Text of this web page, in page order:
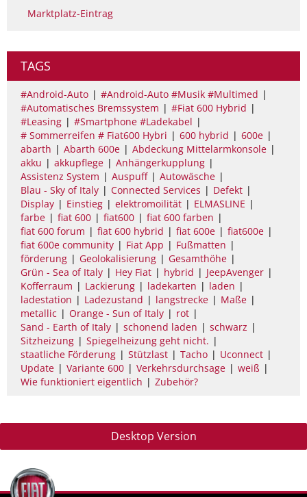
Marktplatz-Eintrag
TAGS
#Android-Auto
#Android-Auto #Musik #Multimed
#Automatisches Bremssystem
#Fiat 600 Hybrid
#Leasing
#Smartphone #Ladekabel
# Sommerreifen # Fiat600 Hybri
600 hybrid
600e
abarth
Abarth 600e
Abdeckung Mittelarmkonsole
akku
akkupflege
Anhängerkupplung
Assistenz System
Auspuff
Autowäsche
Blau - Sky of Italy
Connected Services
Defekt
Display
Einstieg elektromoilität
ELMASLINE
farbe
fiat 600 fiat600
fiat 600 farben
fiat 600 forum
fiat 600 hybrid fiat 600e
fiat600e
fiat 600e community
Fiat App
Fußmatten
förderung
Geolokalisierung
Gesamthöhe
Grün - Sea of Italy
Hey Fiat hybrid
JeepAvenger
Kofferraum
Lackierung ladekarten
laden
ladestation
Ladezustand langstrecke
Maße
metallic
Orange - Sun of Italy
rot
Sand - Earth of Italy
schonend laden
schwarz
Sitzheizung
Spiegelheizung geht nicht.
staatliche Förderung
Stützlast Tacho
Uconnect
Update
Variante 600 Verkehrsdurchsage
weiß
Wie funktioniert eigentlich
Zubehör?
Desktop Version